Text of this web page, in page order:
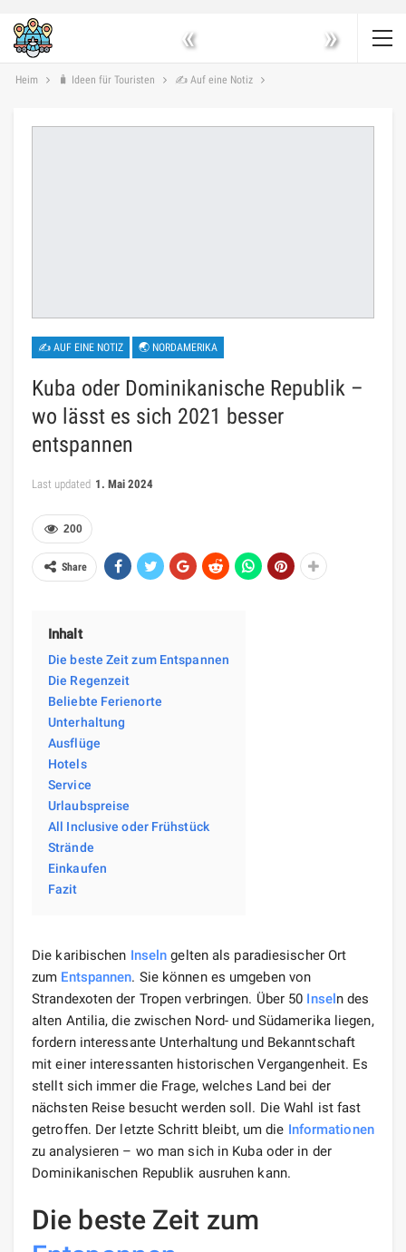
« »
Heim 🧳 Ideen für Touristen ✍ Auf eine Notiz
✍ AUF EINE NOTIZ 🌏 NORDAMERIKA
Kuba oder Dominikanische Republik –
wo lässt es sich 2021 besser
entspannen
Last updated 1. Mai 2024
200
Share
Inhalt
Die beste Zeit zum Entspannen
Die Regenzeit
Beliebte Ferienorte
Unterhaltung
Ausflüge
Hotels
Service
Urlaubspreise
All Inclusive oder Frühstück
Strände
Einkaufen
Fazit
Die karibischen Inseln gelten als paradiesischer Ort
zum Entspannen. Sie können es umgeben von
Strandexoten der Tropen verbringen. Über 50 Inseln des
alten Antilia, die zwischen Nord- und Südamerika liegen,
fordern interessante Unterhaltung und Bekanntschaft
mit einer interessanten historischen Vergangenheit. Es
stellt sich immer die Frage, welches Land bei der
nächsten Reise besucht werden soll. Die Wahl ist fast
getroffen. Der letzte Schritt bleibt, um die Informationen
zu analysieren – wo man sich in Kuba oder in der
Dominikanischen Republik ausruhen kann.
Die beste Zeit zum